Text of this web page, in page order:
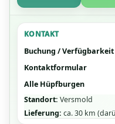
KONTAKT
Buchung / Verfügbarkeit
Kontaktformular
Alle Hüpfburgen
Standort: Versmold
Lieferung: ca. 30 km